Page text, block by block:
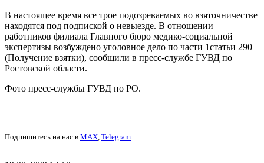
В настоящее время все трое подозреваемых во взяточничестве
находятся под подпиской о невыезде. В отношении
работников филиала Главного бюро медико-социальной
экспертизы возбуждено уголовное дело по части 1статьи 290
(Получение взятки), сообщили в пресс-службе ГУВД по
Ростовской области.
Фото пресс-службы ГУВД по РО.
Подпишитесь на нас в MAX, Telegram.